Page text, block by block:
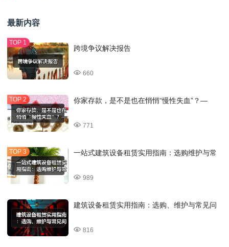
最新内容
跨境争议解决报告
660
你家存款，是不是也在悄悄“慢性失血”？—
771
一站式建筑设备租赁实用指南：选购维护与常
989
建筑设备租赁实用指南：选购、维护与常见问
816